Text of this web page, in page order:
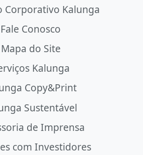
Corporativo Kalunga
Fale Conosco
Mapa do Site
Kalunga
Copy&Print
Sustentável
de Imprensa
com Investidores